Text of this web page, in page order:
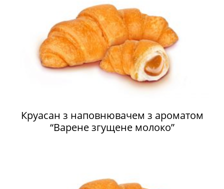
Круасан з наповнювачем з ароматом
“Варене згущене молоко”